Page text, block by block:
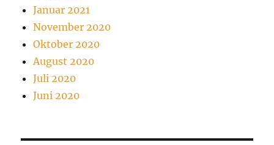
Januar 2021
November 2020
Oktober 2020
August 2020
Juli 2020
Juni 2020